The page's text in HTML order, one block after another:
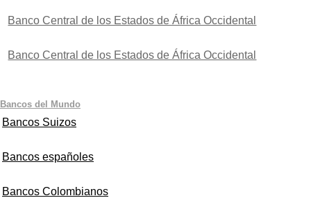
Banco Central de los Estados de África Occidental
Banco Central de los Estados de África Occidental
Bancos del Mundo
Bancos Suizos
Bancos españoles
Bancos Colombianos